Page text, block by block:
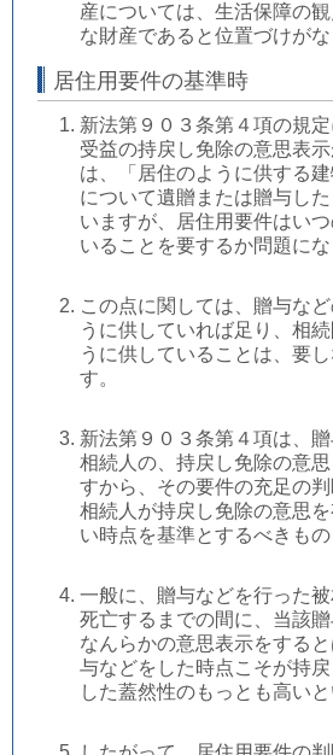
産については、生活保障の
な財産であると位置づけがな
居住用要件の基準時
新法第９０３条第４項の規
受益の持戻し免除の意思表
は、「居住のように供する
について遺贈または贈与し
いますが、居住用要件はい
いることを要するか問題にな
この点に関しては、贈与な
うに供していれば足り、相
うに供していることは、要
す。
新法第９０３条第４項は、
相続人の、持戻し免除の意
すから、その要件の充足の
相続人が持戻し免除の意思
い時点を基準とするべきもの
一般に、贈与などを行った
死亡するまでの間に、当該贈
なんらかの意思表示をする
与などをした時点こそが持
した蓋然性のもっとも高いと